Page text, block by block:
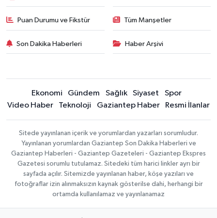
Puan Durumu ve Fikstür Tüm Manşetler
Son Dakika Haberleri Haber Arşivi
Ekonomi Gündem Sağlık Siyaset
Spor
Video Haber
Teknoloji Gaziantep Haber Resmi İlanlar
Sitede yayınlanan içerik ve yorumlardan yazarları sorumludur.
Yayınlanan yorumlardan Gaziantep Son Dakika Haberleri ve
Gaziantep Haberleri - Gaziantep Gazeteleri - Gaziantep Ekspres
Gazetesi sorumlu tutulamaz. Sitedeki tüm harici linkler ayrı bir
sayfada açılır. Sitemizde yayınlanan haber, köşe yazıları ve
fotoğraflar izin alınmaksızın kaynak gösterilse dahi, herhangi bir
ortamda kullanılamaz ve yayınlanamaz